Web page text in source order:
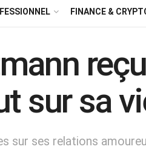
FINANCE &
sur sa
sur ses relations